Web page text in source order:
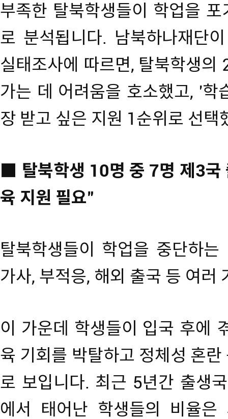
부족한 탈북학생들이 학업을
로 분석됩니다. 남북하나재단
실태조사에 따르면, 탈북학생
가는 데 어려움을 호소했고, '
장 받고 싶은 지원 1순위로 선택
■ 탈북학생 10명 중 7명 제3
육 지원 필요"
탈북학생들이 학업을 중단하
가사, 부적응, 해외 출국 등 여러
이 가운데 학생들이 입국 후에
육 기회를 박탈하고 정체성 혼
로 보입니다. 최근 5년간 출생
에서 태어난 학생들의 비율